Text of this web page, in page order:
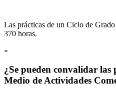
Las prácticas de un Ciclo de
370 horas.
«
¿Se pueden convalidar las
Medio de Actividades